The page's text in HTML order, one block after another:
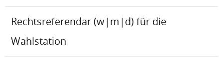
Rechtsreferendar (w|m|d) für die
Wahlstation